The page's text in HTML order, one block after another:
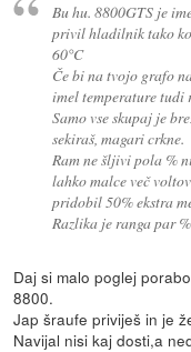
Bu hu. 8800GTS je
privil hladilnik tako
60°C
Če bi na tvojo grafo
imel temperature tudi
Samo vse skupaj je
sekiraš, magari crkne.
Ram ne šljivi pola %
lahko malce več
pridobil 50% ekstra
Razlika je ranga par
Daj si malo poglej
8800.
Jap šraufe priviješ in je
Navijal nisi kaj dosti,a